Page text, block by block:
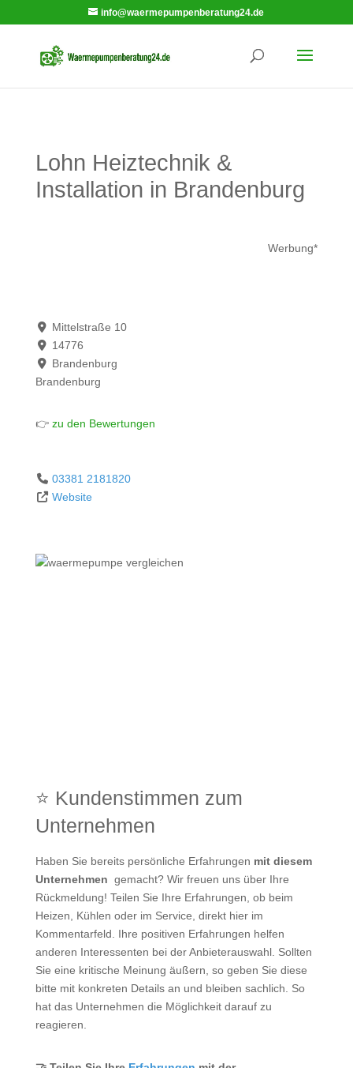
info@waermepumpenberatung24.de
Lohn Heiztechnik &
Installation in Brandenburg
Werbung*
Mittelstraße 10
14776
Brandenburg
Brandenburg
👉zu den Bewertungen
03381 2181820
Website
⭐ Kundenstimmen zum
Unternehmen
Haben Sie bereits persönliche Erfahrungen mit diesem
Unternehmen gemacht? Wir freuen uns über Ihre
Rückmeldung! Teilen Sie Ihre Erfahrungen, ob beim
Heizen, Kühlen oder im Service, direkt hier im
Kommentarfeld. Ihre positiven Erfahrungen helfen
anderen Interessenten bei der Anbieterauswahl. Sollten
Sie eine kritische Meinung äußern, so geben Sie diese
bitte mit konkreten Details an und bleiben sachlich. So
hat das Unternehmen die Möglichkeit darauf zu
reagieren.